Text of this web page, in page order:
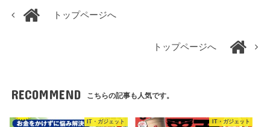
トップページへ
トップページへ
RECOMMEND こちらの記事も人気です。
IT・ガジェット IT・ガジェット